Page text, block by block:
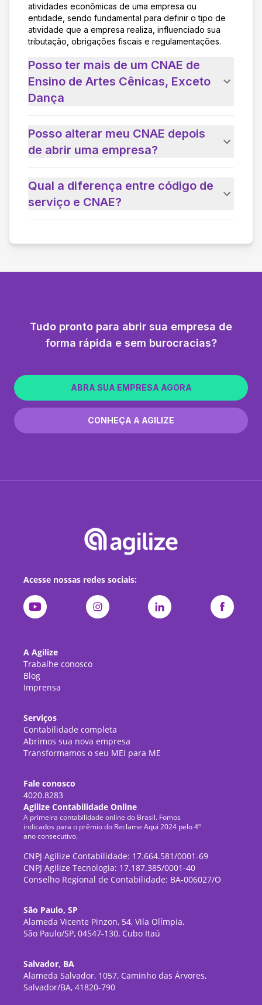
atividades econômicas de uma empresa ou
entidade, sendo fundamental para definir o tipo de
atividade que a empresa realiza, influenciado sua
tributação, obrigações fiscais e regulamentações.
Posso ter mais de um CNAE de
Ensino de Artes Cênicas, Exceto
Dança
Posso alterar meu CNAE depois
de abrir uma empresa?
Qual a diferença entre código de
serviço e CNAE?
Tudo pronto para abrir sua empresa de
forma rápida e sem burocracias?
ABRA SUA EMPRESA AGORA
CONHEÇA A AGILIZE
Acesse nossas redes sociais:
A Agilize
Trabalhe conosco
Blog
Imprensa
Serviços
Contabilidade completa
Abrimos sua nova empresa
Transformamos o seu MEI para ME
Fale conosco
4020.8283
Agilize Contabilidade Online
A primeira contabilidade online do Brasil. Fomos
indicados para o prêmio do Reclame Aqui 2024 pelo 4º
ano consecutivo.
CNPJ Agilize Contabilidade: 17.664.581/0001-69
CNPJ Agilize Tecnologia: 17.187.385/0001-40
Conselho Regional de Contabilidade: BA-006027/O
São Paulo, SP
Alameda Vicente Pinzon, 54, Vila Olímpia,
São Paulo/SP, 04547-130, Cubo Itaú
Salvador, BA
Alameda Salvador, 1057, Caminho das Árvores,
Salvador/BA, 41820-790